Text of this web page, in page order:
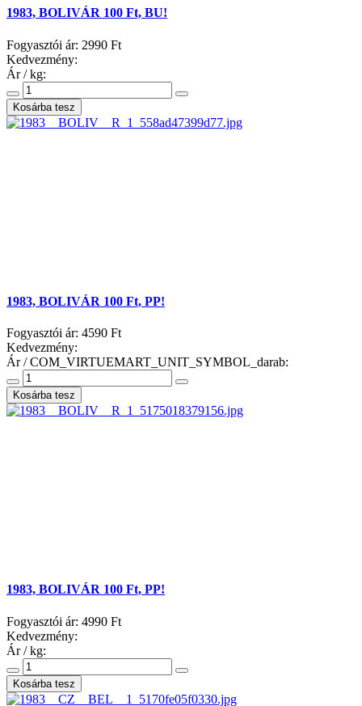
1983, BOLIVÁR 100 Ft, BU!
Fogyasztói ár: 2990 Ft
Kedvezmény:
Ár / kg:
1983, BOLIVÁR 100 Ft, PP!
Fogyasztói ár: 4590 Ft
Kedvezmény:
Ár / COM_VIRTUEMART_UNIT_SYMBOL_darab:
1983, BOLIVÁR 100 Ft, PP!
Fogyasztói ár: 4990 Ft
Kedvezmény:
Ár / kg: